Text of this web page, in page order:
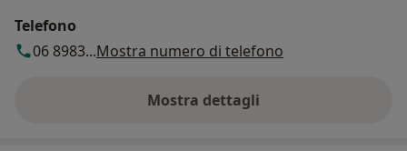
Telefono
06 8983...Mostra numero di telefono
Mostra dettagli
sull'indirizzo